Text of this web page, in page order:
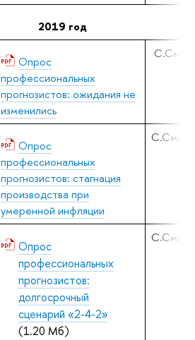
2019 год
Опрос
профессиональных
прогнозистов: ожидания не
изменились
Опрос
профессиональных
прогнозистов: стагнация
производства при
умеренной инфляции
Опрос
профессиональных
прогнозистов:
долгосрочный
сценарий «2-4-2»
(1.20 Мб)